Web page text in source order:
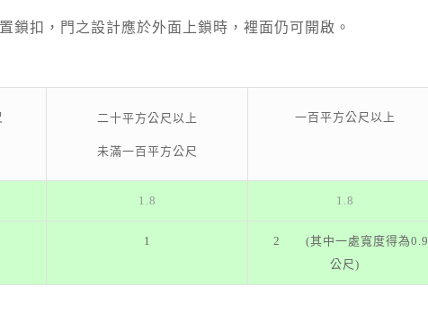
鎖扣，門之設計應於外面上鎖時，裡面仍可開啟。
二十平方公尺以上
未滿一百平方公尺
一百平方公尺以上
1.8 1.8
1
2 (其中一處寬度得為0.9
公尺)